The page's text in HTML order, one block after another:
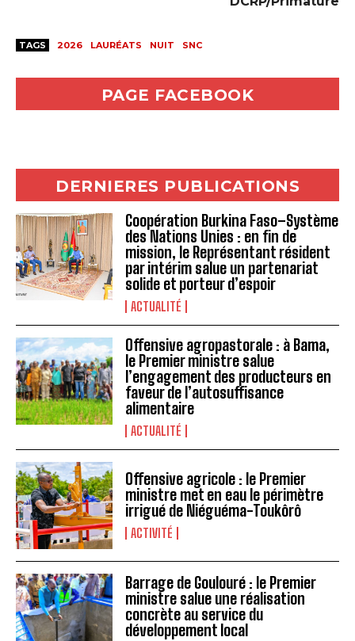
TAGS 2026 LAURÉATS NUIT SNC
PAGE FACEBOOK
DERNIERES PUBLICATIONS
Coopération Burkina Faso–Système
des Nations Unies : en fin de
mission, le Représentant résident
par intérim salue un partenariat
solide et porteur d’espoir
ACTUALITÉ
Offensive agropastorale : à Bama,
le Premier ministre salue
l’engagement des producteurs en
faveur de l’autosuffisance
alimentaire
ACTUALITÉ
Offensive agricole : le Premier
ministre met en eau le périmètre
irrigué de Niéguéma-Toukôrô
ACTIVITÉ
Barrage de Goulouré : le Premier
ministre salue une réalisation
concrète au service du
développement local